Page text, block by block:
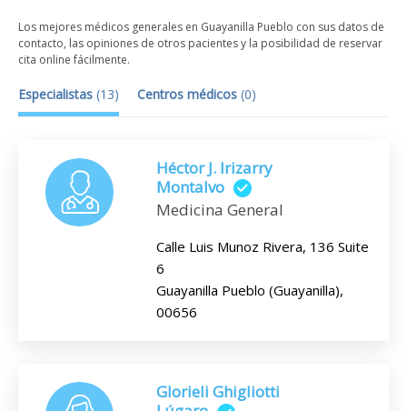
Los mejores médicos generales en Guayanilla Pueblo con sus datos de
contacto, las opiniones de otros pacientes y la posibilidad de reservar
cita online fácilmente.
Especialistas (13) Centros médicos (0)
Héctor J. Irizarry
Montalvo
Medicina General
Calle Luis Munoz Rivera, 136 Suite
6
Guayanilla Pueblo (Guayanilla),
00656
Glorieli Ghigliotti